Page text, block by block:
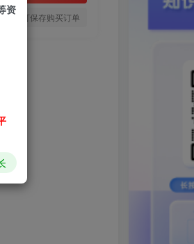
买，可保存购买订单
资